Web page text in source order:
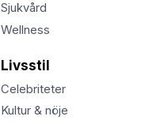
Sjukvård
Wellness
Livsstil
Celebriteter
Kultur & nöje